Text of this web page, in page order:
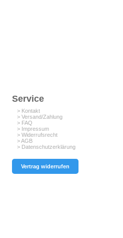
Service
> Kontakt
> Versand/Zahlung
> FAQ
> Impressum
> Widerrufsrecht
> AGB
> Datenschutzerklärung
Vertrag widerrufen